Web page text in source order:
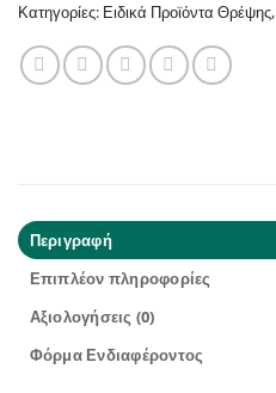
Κατηγορίες: Ειδικά Προϊόντα Θρέψης,
Περιγραφή
Επιπλέον πληροφορίες
Αξιολογήσεις (0)
Φόρμα Ενδιαφέροντος